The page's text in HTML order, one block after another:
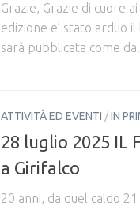
Grazie, Grazie di cuore
edizione e’ stato arduo
sarà pubblicata come
ATTIVITÀ ED EVENTI /IN
28 luglio 2025 IL
a Girifalco
20 anni, da quel caldo